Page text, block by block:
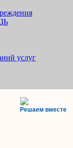
услуг
Решаем вместе